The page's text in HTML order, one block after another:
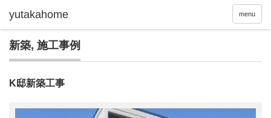
menu
新築, 施工事例
K邸新築工事